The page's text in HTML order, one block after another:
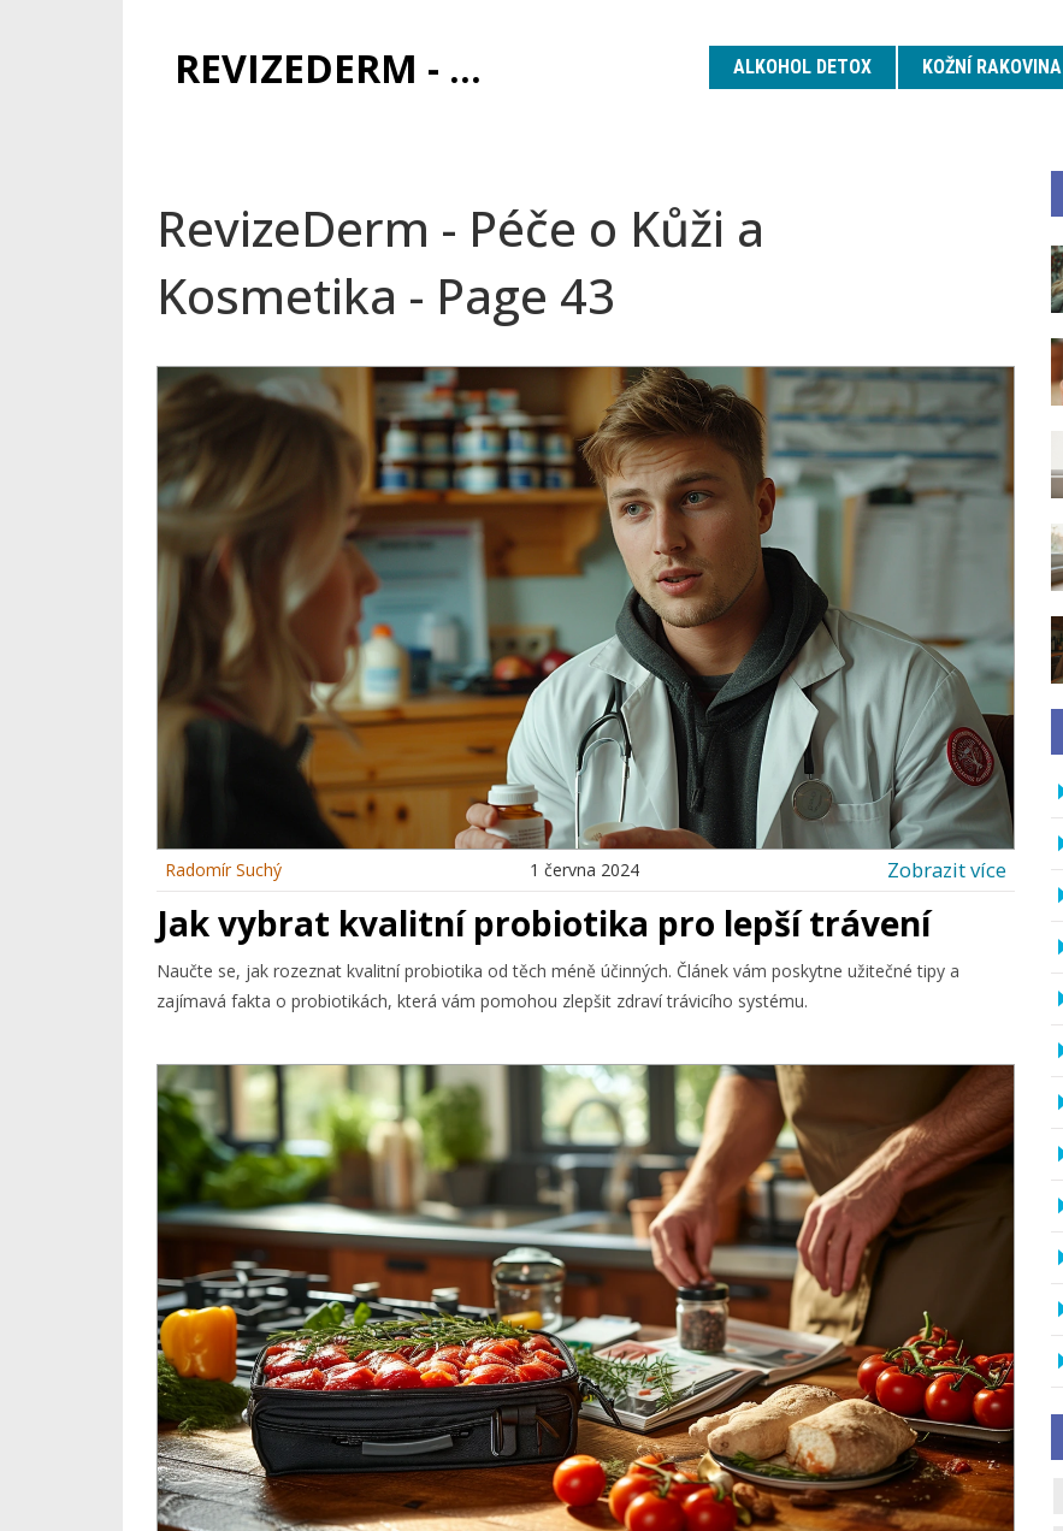
REVIZEDERM - PÉČE O KŮŽI A KOSMETIKA ALKOHOL DETOX KOŽNÍ RAKOVINA
RevizeDerm - Péče o Kůži a
Kosmetika - Page 43
Radomír Suchý 1 června 2024 Zobrazit více
Jak vybrat kvalitní probiotika pro lepší trávení
Naučte se, jak rozeznat kvalitní probiotika od těch méně účinných. Článek vám poskytne užitečné tipy a
zajímavá fakta o probiotikách, která vám pomohou zlepšit zdraví trávicího systému.